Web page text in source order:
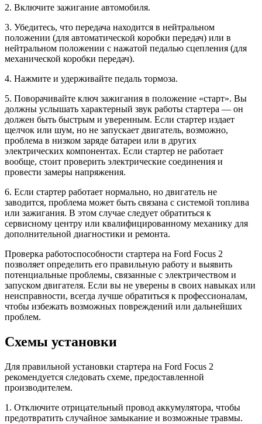
2. Включите зажигание автомобиля.
3. Убедитесь, что передача находится в нейтральном
положении (для автоматической коробки передач) или в
нейтральном положении с нажатой педалью сцепления (для
механической коробки передач).
4. Нажмите и удерживайте педаль тормоза.
5. Поворачивайте ключ зажигания в положение «старт». Вы
должны услышать характерный звук работы стартера — он
должен быть быстрым и уверенным. Если стартер издает
щелчок или шум, но не запускает двигатель, возможно,
проблема в низком заряде батареи или в других
электрических компонентах. Если стартер не работает
вообще, стоит проверить электрические соединения и
провести замеры напряжения.
6. Если стартер работает нормально, но двигатель не
заводится, проблема может быть связана с системой топлива
или зажигания. В этом случае следует обратиться к
сервисному центру или квалифицированному механику для
дополнительной диагностики и ремонта.
Проверка работоспособности стартера на Ford Focus 2
позволяет определить его правильную работу и выявить
потенциальные проблемы, связанные с электричеством и
запуском двигателя. Если вы не уверены в своих навыках или
неисправности, всегда лучше обратиться к профессионалам,
чтобы избежать возможных повреждений или дальнейших
проблем.
Схемы установки
Для правильной установки стартера на Ford Focus 2
рекомендуется следовать схеме, предоставленной
производителем.
1. Отключите отрицательный провод аккумулятора, чтобы
предотвратить случайное замыкание и возможные травмы.